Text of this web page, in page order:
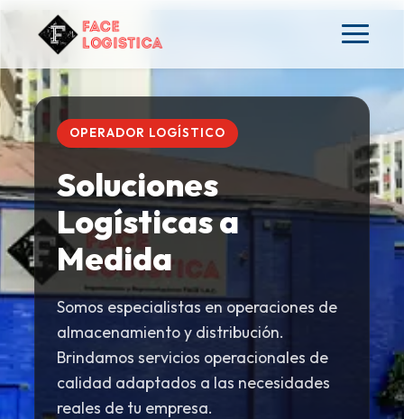
OPERADOR LOGÍSTICO
Soluciones
Logísticas a
Medida
Somos especialistas en operaciones de
almacenamiento y distribución.
Brindamos servicios operacionales de
calidad adaptados a las necesidades
reales de tu empresa.